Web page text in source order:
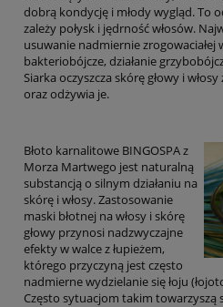
dobrą kondycję i młody wygląd. To
zależy połysk i jędrność włosów.
usuwanie nadmiernie zrogowaciałej
bakteriobójcze, działanie
Siarka oczyszcza skórę głowy i
oraz odżywia je.
Błoto karnalitowe BINGOSPA z
Morza Martwego jest naturalną
substancją o silnym działaniu na
skórę i włosy. Zastosowanie
maski błotnej na włosy i skórę
głowy przynosi nadzwyczajne
efekty w walce z łupieżem,
którego przyczyną jest często
nadmierne wydzielanie się łoju
Często sytuacjom takim towarzyszą